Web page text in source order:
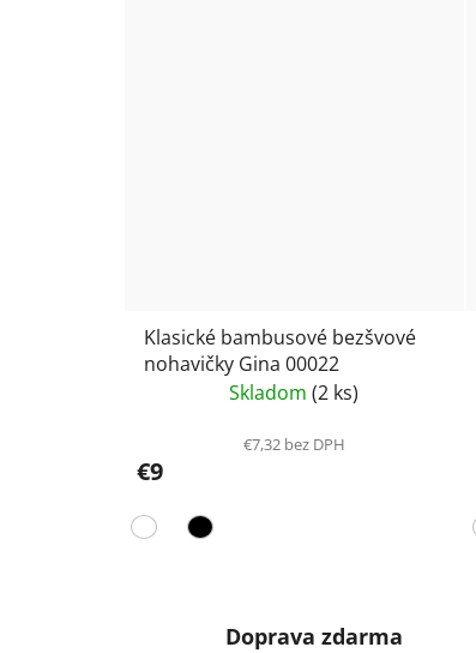
Klasické bambusové bezšvové
nohavičky Gina 00022
Skladom(2 ks)
€7,32 bez DPH
€9
Doprava zdarma